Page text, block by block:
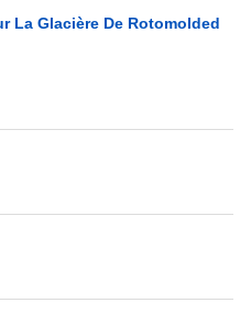
La Glacière De Rotomolded